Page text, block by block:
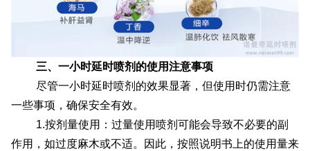
三、一小时延时喷剂的使用注意事项
尽管一小时延时喷剂的效果显著，但使用时仍需注意
一些事项，确保安全有效。
1.按剂量使用：过量使用喷剂可能会导致不必要的副
作用，如过度麻木或不适。因此，按照说明书上的使用量来